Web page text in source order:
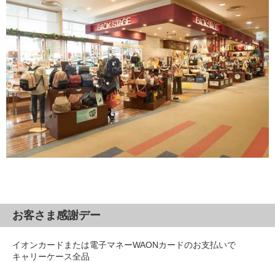
お客さま感謝デー
イオンカードまたは電子マネーWAONカードのお支払いで
キャリーケース全品